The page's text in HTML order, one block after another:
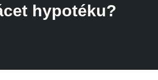
hypotéku?